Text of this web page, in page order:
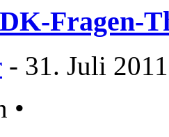
Fragen-
- 31. Juli
•